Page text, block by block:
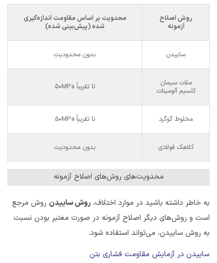
روش اصلاح
آزمونه
محدویت بر اساس مقاومت اندازه‌گیری
شده (پیش‌بینی شده)
ساییدن بدون محدودیت
ملات سیمان
کلسیم آلومینات
تا تقریباً 50MPa
مخلوط گوگرد تا تقریباً 50MPa
کلاهک فولادی بدون محدودیت
محدویت‌های روش‌های اصلاح آزمونه
به خاطر داشته باشید در موارد اختلاف، روش ساییدن روش مرجع
است و روش‌های دیگر اصلاح آزمونه در صورت معتبر بودن نسبت
به روش ساییدن، می‌تواند استفاده شود.
ساییدن در آزمایش مقاومت فشاری بتن